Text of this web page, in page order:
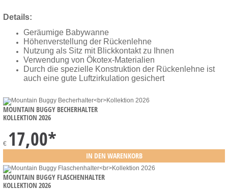
Details:
Geräumige Babywanne
Höhenverstellung der Rückenlehne
Nutzung als Sitz mit Blickkontakt zu Ihnen
Verwendung von Ökotex-Materialien
Durch die spezielle Konstruktion der Rückenlehne ist
auch eine gute Luftzirkulation gesichert
MOUNTAIN BUGGY BECHERHALTER
KOLLEKTION 2026
€ 17,00*
MOUNTAIN BUGGY FLASCHENHALTER
KOLLEKTION 2026